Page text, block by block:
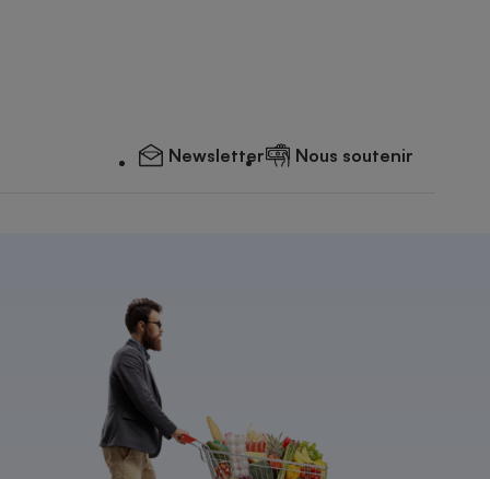
Newsletter Nous soutenir